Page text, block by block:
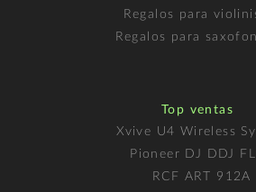
Regalos para
Regalos para
Top ventas
Xvive U4 Wireless
Pioneer DJ DDJ
RCF ART 912A